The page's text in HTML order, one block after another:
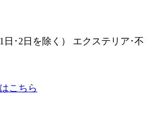
日･2日を除く） エクステリア･不
はこちら